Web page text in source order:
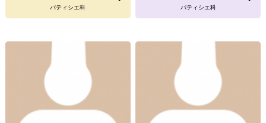
パティシエ科
パティシエ科